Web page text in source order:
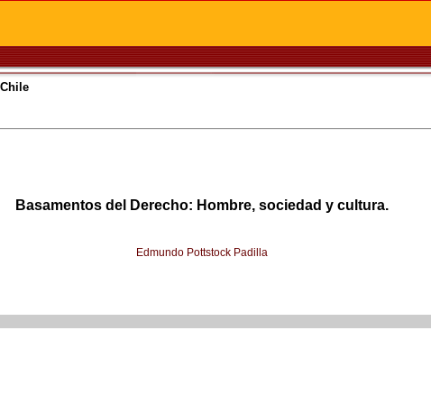
Basamentos del Derecho: Hombre, sociedad y cultura.
Edmundo Pottstock Padilla